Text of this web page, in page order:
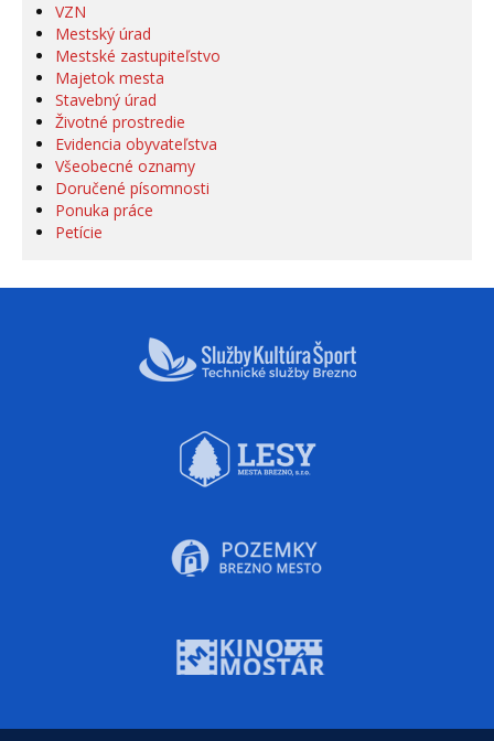
VZN
Mestský úrad
Mestské zastupiteľstvo
Majetok mesta
Stavebný úrad
Životné prostredie
Evidencia obyvateľstva
Všeobecné oznamy
Doručené písomnosti
Ponuka práce
Petície